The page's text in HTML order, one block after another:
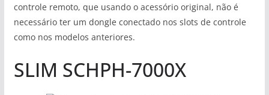
controle remoto, que usando o acessório original, não é
necessário ter um dongle conectado nos slots de controle
como nos modelos anteriores.
SLIM SCHPH-7000X